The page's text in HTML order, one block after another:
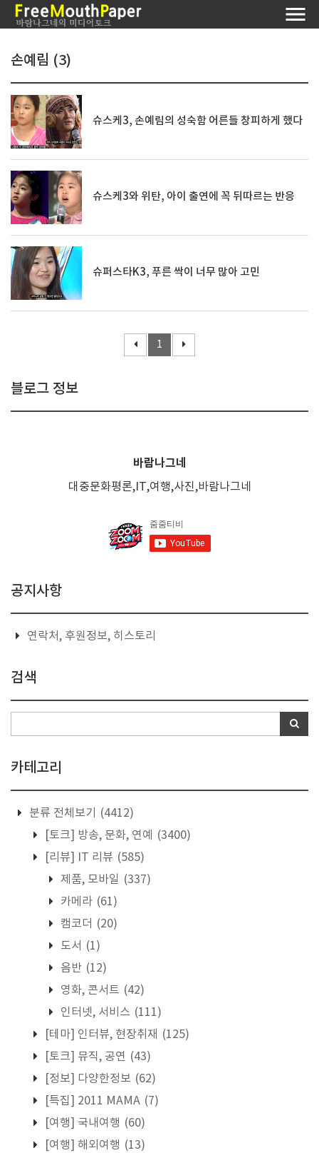
손예림 (3)
슈스케3, 손예림의 성숙함 어른들 창피하게 했다
슈스케3와 위탄, 아이 출연에 꼭 뒤따르는 반응
슈퍼스타K3, 푸른 싹이 너무 많아 고민
1
블로그 정보
바람나그네
대중문화평론,IT,여행,사진,바람나그네
공지사항
연락처, 후원정보, 히스토리
검색
카테고리
분류 전체보기
(4412)
[토크] 방송, 문화, 연예
(3400)
[리뷰] IT 리뷰 (585)
제품, 모바일 (337)
카메라 (61)
캠코더 (20)
도서 (1)
음반 (12)
영화, 콘서트 (42)
인터넷, 서비스 (111)
[테마] 인터뷰, 현장취재 (125)
[토크] 뮤직, 공연 (43)
[정보] 다양한정보 (62)
[특집] 2011 MAMA (7)
[여행] 국내여행 (60)
[여행] 해외여행 (13)